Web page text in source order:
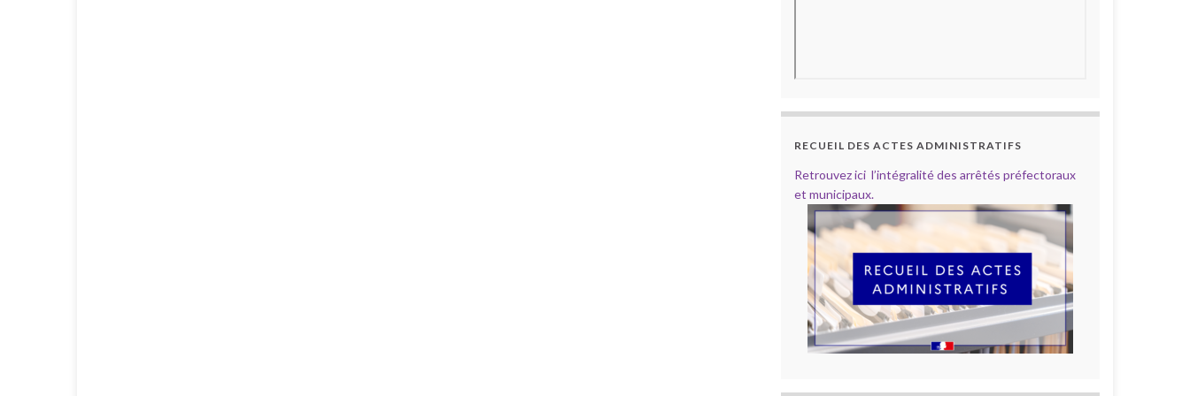
RECUEIL DES ACTES ADMINISTRATIFS
Retrouvez ici l’intégralité des arrêtés préfectoraux
et municipaux.